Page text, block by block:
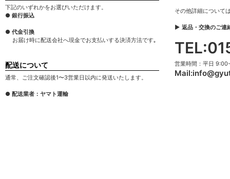
下記のいずれかをお選びいただけます。
● 銀行振込
● 代金引換
お届け時に配送会社へ現金でお支払いする決済方法です｡
配送について
通常、ご注文確認後1〜3営業日以内に発送いたします。
● 配送業者：ヤマト運輸
その他詳細について
▶ 返品・交換のご連
営業時間：平日
Mail: